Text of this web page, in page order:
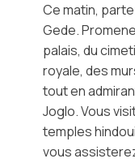
Ce matin,
Gede.
palais, du
royale, des
tout en
Joglo. Vous
temples
vous